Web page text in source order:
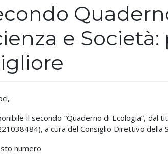
e
il secondo “Quaderno di Ecologia”, dal
a cura del Consiglio Direttivo della
numero